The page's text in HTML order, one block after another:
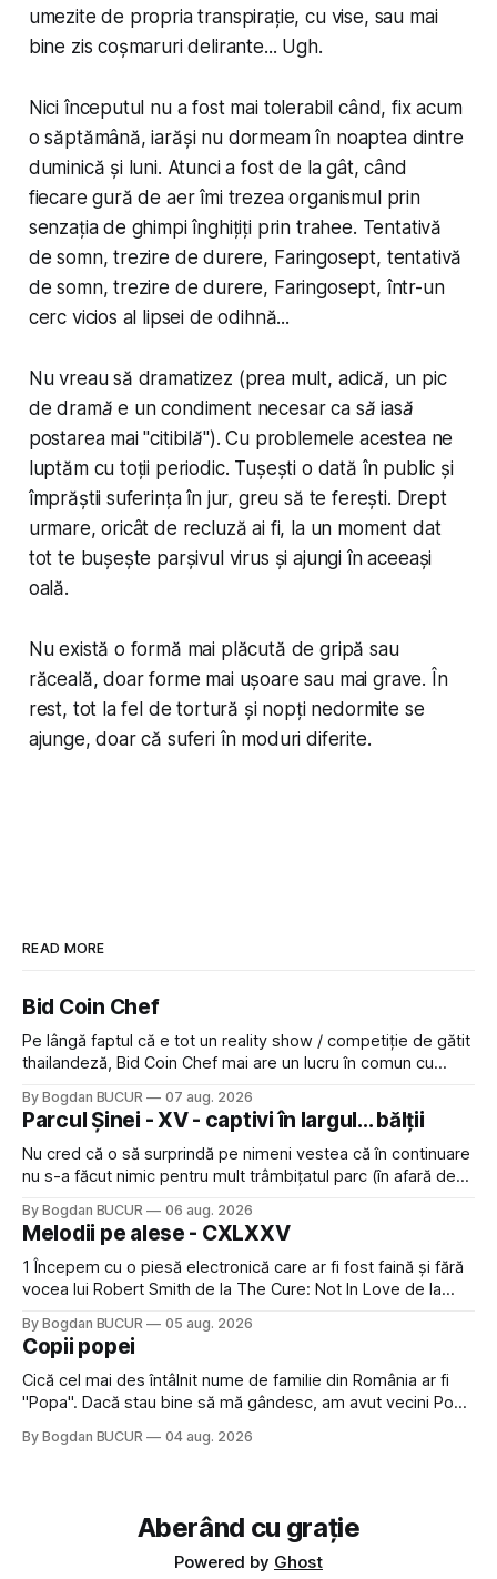
umezite de propria transpirație, cu vise, sau mai
bine zis coșmaruri delirante... Ugh.
Nici începutul nu a fost mai tolerabil când, fix acum
o săptămână, iarăși nu dormeam în noaptea dintre
duminică și luni. Atunci a fost de la gât, când
fiecare gură de aer îmi trezea organismul prin
senzația de ghimpi înghițiți prin trahee. Tentativă
de somn, trezire de durere, Faringosept, tentativă
de somn, trezire de durere, Faringosept, într-un
cerc vicios al lipsei de odihnă...
Nu vreau să dramatizez (prea mult, adică, un pic
de dramă e un condiment necesar ca să iasă
postarea mai "citibilă"). Cu problemele acestea ne
luptăm cu toții periodic. Tușești o dată în public și
împrăștii suferința în jur, greu să te ferești. Drept
urmare, oricât de recluză ai fi, la un moment dat
tot te bușește parșivul virus și ajungi în aceeași
oală.
Nu există o formă mai plăcută de gripă sau
răceală, doar forme mai ușoare sau mai grave. În
rest, tot la fel de tortură și nopți nedormite se
ajunge, doar că suferi în moduri diferite.
READ MORE
Bid Coin Chef
Pe lângă faptul că e tot un reality show / competiție de gătit
thailandeză, Bid Coin Chef mai are un lucru în comun cu
lăsat rece la prima vedere, după care m-a făcut să mă
îndrăgostesc de el. Nu mi-a plăcut faptul
By Bogdan BUCUR 07 aug. 2026
Parcul Șinei - XV - captivi în largul... bălții
Nu cred că o să surprindă pe nimeni vestea că în continuare
nu s-a făcut nimic pentru mult trâmbițatul parc (în afară de
timp pui și latră prin gard la lumea care trece prin zonă). Am
avut, în schimb, o belea
By Bogdan BUCUR 06 aug. 2026
Melodii pe alese - CXLXXV
1 Începem cu o piesă electronică care ar fi fost faină și fără
vocea lui Robert Smith de la The Cure: Not In Love de la
a dovedit că jumătatea masculină a acelui duo era cam
dubioasă...) 2. Băgăm la
By Bogdan BUCUR 05 aug. 2026
Copii popei
Cică cel mai des întâlnit nume de familie din România ar fi
"Popa". Dacă stau bine să mă gândesc, am avut vecini Popa
Dexonline spune de etimologia termenului de popă că ar
By Bogdan BUCUR 04 aug. 2026
Aberând cu grație
Powered by Ghost